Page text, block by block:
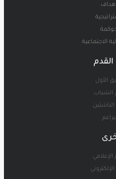
الاجتماعية
القدم
الأول
الشباب
الإعلامي